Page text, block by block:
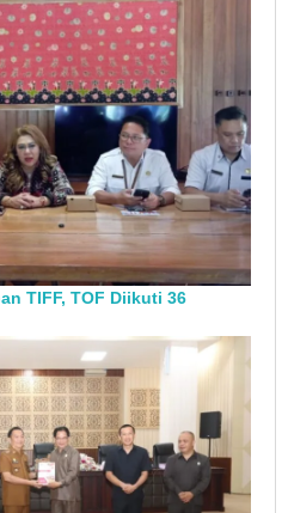
TIFF, TOF Diikuti 36